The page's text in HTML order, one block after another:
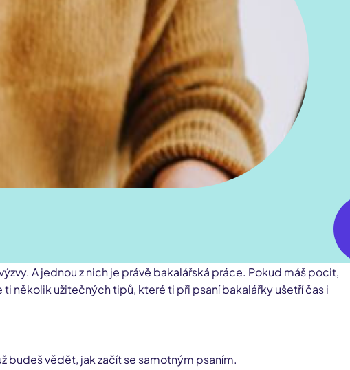
A jednou z nich je právě bakalářská práce. Pokud máš pocit,
několik užitečných tipů, které ti při psaní bakalářky ušetří čas i
budeš vědět, jak začít se samotným psaním.